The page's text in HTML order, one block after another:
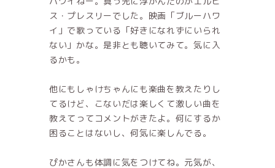
ス・プレスリーでした。映画「ブルーハワ
イ」で歌っている「好きになれずにいられ
ない」かな。是非とも聴いてみて。気に入
るかも。
他にもしゃけちゃんにも楽曲を教えたりし
てるけど、こないだは楽しくて激しい曲を
教えてってコメントがきたよ。何にするか
困ることはないし、何気に楽しんでる。
ぴかさんも体調に気をつけてね。元気が、